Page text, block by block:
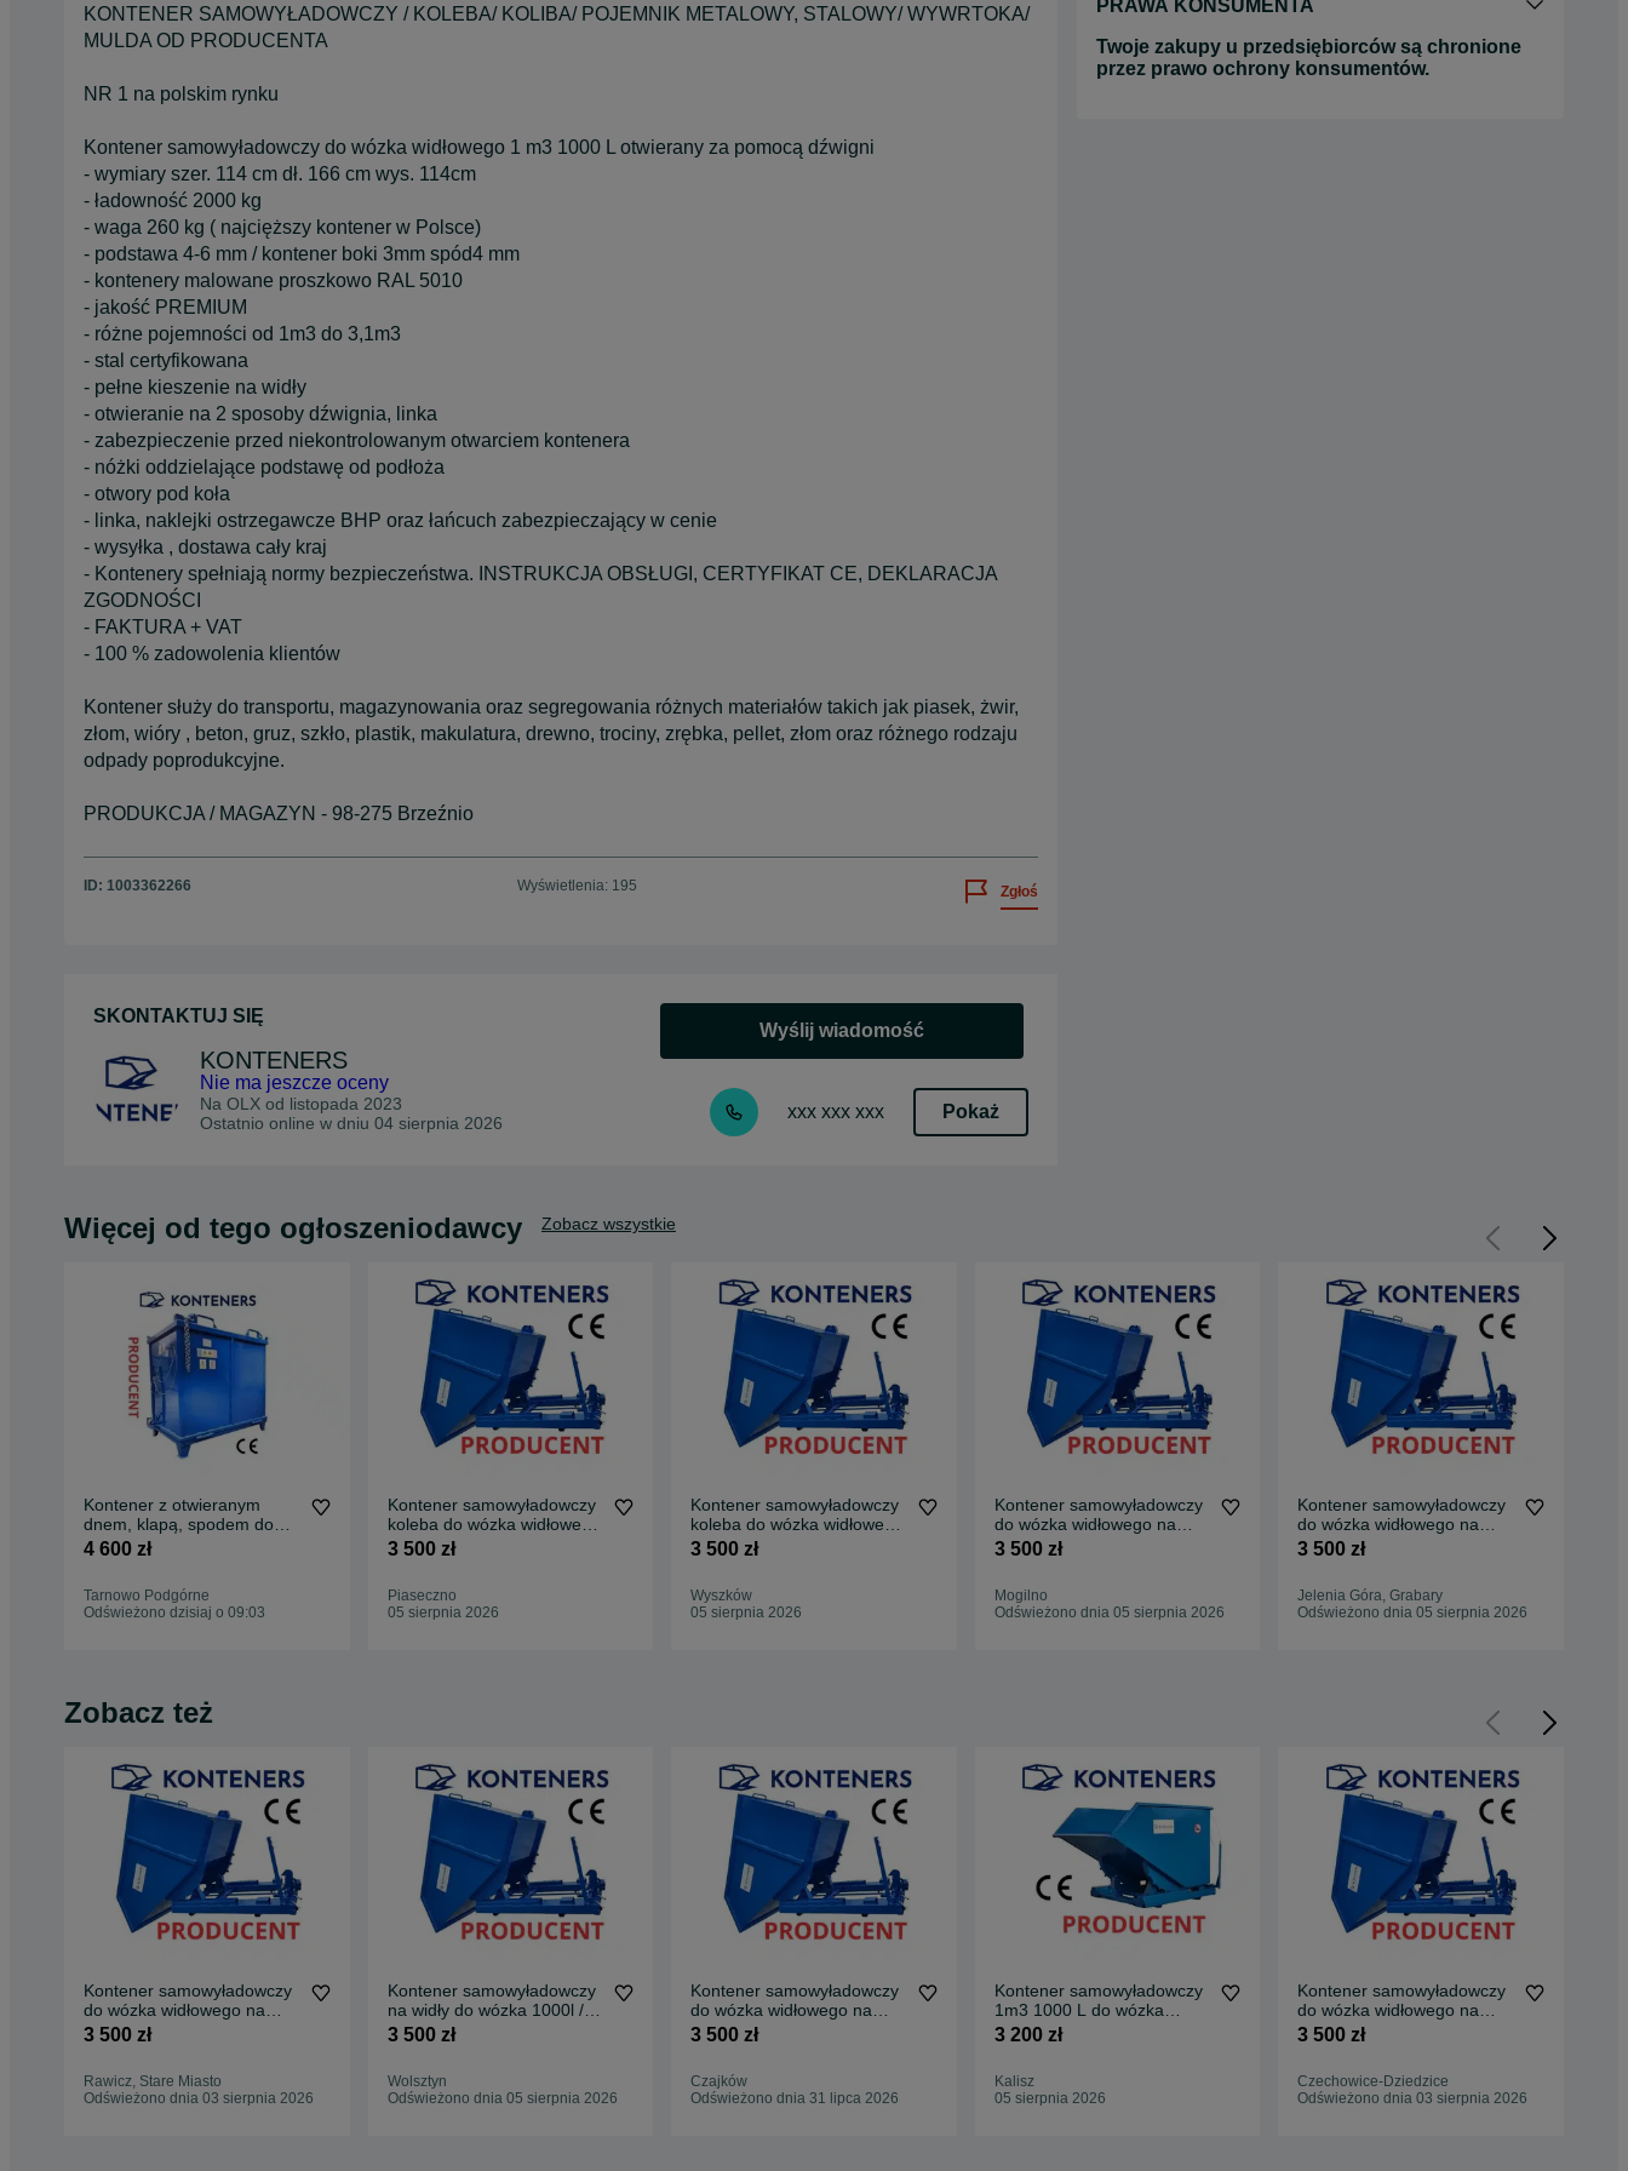
KONTENER SAMOWYŁADOWCZY / KOLEBA/ KOLIBA/ POJEMNIK METALOWY, STALOWY/ WYWRTOKA/
MULDA OD PRODUCENTA
NR 1 na polskim rynku
Kontener samowyładowczy do wózka widłowego 1 m3 1000 L otwierany za pomocą dźwigni
- wymiary szer. 114 cm dł. 166 cm wys. 114cm
- ładowność 2000 kg
- waga 260 kg ( najcięższy kontener w Polsce)
- podstawa 4-6 mm / kontener boki 3mm spód4 mm
- kontenery malowane proszkowo RAL 5010
- jakość PREMIUM
- różne pojemności od 1m3 do 3,1m3
- stal certyfikowana
- pełne kieszenie na widły
- otwieranie na 2 sposoby dźwignia, linka
- zabezpieczenie przed niekontrolowanym otwarciem kontenera
- nóżki oddzielające podstawę od podłoża
- otwory pod koła
- linka, naklejki ostrzegawcze BHP oraz łańcuch zabezpieczający w cenie
- wysyłka , dostawa cały kraj
- Kontenery spełniają normy bezpieczeństwa. INSTRUKCJA OBSŁUGI, CERTYFIKAT CE, DEKLARACJA
ZGODNOŚCI
- FAKTURA + VAT
- 100 % zadowolenia klientów
Kontener służy do transportu, magazynowania oraz segregowania różnych materiałów takich jak piasek, żwir,
złom, wióry , beton, gruz, szkło, plastik, makulatura, drewno, trociny, zrębka, pellet, złom oraz różnego rodzaju
odpady poprodukcyjne.
PRODUKCJA / MAGAZYN - 98-275 Brzeźnio
ID: 1003362266 Wyświetlenia: 195 Zgłoś
SKONTAKTUJ SIĘ
KONTENERS
Nie ma jeszcze oceny
Na OLX od listopada 2023
Ostatnio online w dniu 04 sierpnia 2026
Wyślij wiadomość
xxx xxx xxx Pokaż
PRAWA KONSUMENTA
Twoje zakupy u przedsiębiorców są chronione
przez prawo ochrony konsumentów.
Więcej od tego ogłoszeniodawcy Zobacz wszystkie
Kontener z otwieranym
dnem, klapą, spodem do
wózka widłowego 1,5m3
4 600 zł
Tarnowo Podgórne
Odświeżono dzisiaj o 09:03
Kontener samowyładowczy
koleba do wózka widłowego
1m3 złom, odpady
3 500 zł
Piaseczno
05 sierpnia 2026
Kontener samowyładowczy
koleba do wózka widłowego
1m3 złom, odpady
3 500 zł
Wyszków
05 sierpnia 2026
Kontener samowyładowczy
do wózka widłowego na
widły 1m3/ wywrotka
3 500 zł
Mogilno
Odświeżono dnia 05 sierpnia 2026
Kontener samowyładowczy
do wózka widłowego na
widły 1m3
3 500 zł
Jelenia Góra, Grabary
Odświeżono dnia 05 sierpnia 2026
Zobacz też
Kontener samowyładowczy
do wózka widłowego na
widły 1m3 / WYWROTKA
3 500 zł
Rawicz, Stare Miasto
Odświeżono dnia 03 sierpnia 2026
Kontener samowyładowczy
na widły do wózka 1000l /
KOLEBA/ KOLIBA
3 500 zł
Wolsztyn
Odświeżono dnia 05 sierpnia 2026
Kontener samowyładowczy
do wózka widłowego na
widły 1m3/ KOLEBA
3 500 zł
Czajków
Odświeżono dnia 31 lipca 2026
Kontener samowyładowczy
1m3 1000 L do wózka
widłowego na widły /
kontener przechylny
3 200 zł
Kalisz
05 sierpnia 2026
Kontener samowyładowczy
do wózka widłowego na
widły 1m3/ KOLEBA
3 500 zł
Czechowice-Dziedzice
Odświeżono dnia 03 sierpnia 2026